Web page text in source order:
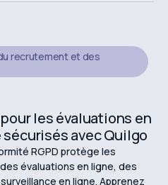
recrutement et des
les évaluations en
avec Quilgo
RGPD protège les
évaluations en ligne, des
en ligne. Apprenez